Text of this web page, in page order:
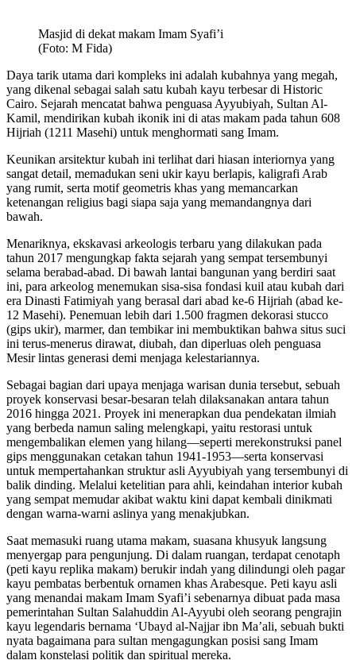
Masjid di dekat makam Imam Syafi’i
(Foto: M Fida)
Daya tarik utama dari kompleks ini adalah kubahnya yang megah,
yang dikenal sebagai salah satu kubah kayu terbesar di Historic
Cairo. Sejarah mencatat bahwa penguasa Ayyubiyah, Sultan Al-
Kamil, mendirikan kubah ikonik ini di atas makam pada tahun 608
Hijriah (1211 Masehi) untuk menghormati sang Imam.
Keunikan arsitektur kubah ini terlihat dari hiasan interiornya yang
sangat detail, memadukan seni ukir kayu berlapis, kaligrafi Arab
yang rumit, serta motif geometris khas yang memancarkan
ketenangan religius bagi siapa saja yang memandangnya dari
bawah.
Menariknya, ekskavasi arkeologis terbaru yang dilakukan pada
tahun 2017 mengungkap fakta sejarah yang sempat tersembunyi
selama berabad-abad. Di bawah lantai bangunan yang berdiri saat
ini, para arkeolog menemukan sisa-sisa fondasi kuil atau kubah dari
era Dinasti Fatimiyah yang berasal dari abad ke-6 Hijriah (abad ke-
12 Masehi). Penemuan lebih dari 1.500 fragmen dekorasi stucco
(gips ukir), marmer, dan tembikar ini membuktikan bahwa situs suci
ini terus-menerus dirawat, diubah, dan diperluas oleh penguasa
Mesir lintas generasi demi menjaga kelestariannya.
Sebagai bagian dari upaya menjaga warisan dunia tersebut, sebuah
proyek konservasi besar-besaran telah dilaksanakan antara tahun
2016 hingga 2021. Proyek ini menerapkan dua pendekatan ilmiah
yang berbeda namun saling melengkapi, yaitu restorasi untuk
mengembalikan elemen yang hilang—seperti merekonstruksi panel
gips menggunakan cetakan tahun 1941-1953—serta konservasi
untuk mempertahankan struktur asli Ayyubiyah yang tersembunyi di
balik dinding. Melalui ketelitian para ahli, keindahan interior kubah
yang sempat memudar akibat waktu kini dapat kembali dinikmati
dengan warna-warni aslinya yang menakjubkan.
Saat memasuki ruang utama makam, suasana khusyuk langsung
menyergap para pengunjung. Di dalam ruangan, terdapat cenotaph
(peti kayu replika makam) berukir indah yang dilindungi oleh pagar
kayu pembatas berbentuk ornamen khas Arabesque. Peti kayu asli
yang menandai makam Imam Syafi’i sebenarnya dibuat pada masa
pemerintahan Sultan Salahuddin Al-Ayyubi oleh seorang pengrajin
kayu legendaris bernama ‘Ubayd al-Najjar ibn Ma’ali, sebuah bukti
nyata bagaimana para sultan mengagungkan posisi sang Imam
dalam konstelasi politik dan spiritual mereka.